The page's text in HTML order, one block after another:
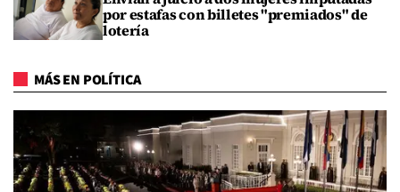
por estafas con billetes "premiados" de
lotería
MÁS EN POLÍTICA